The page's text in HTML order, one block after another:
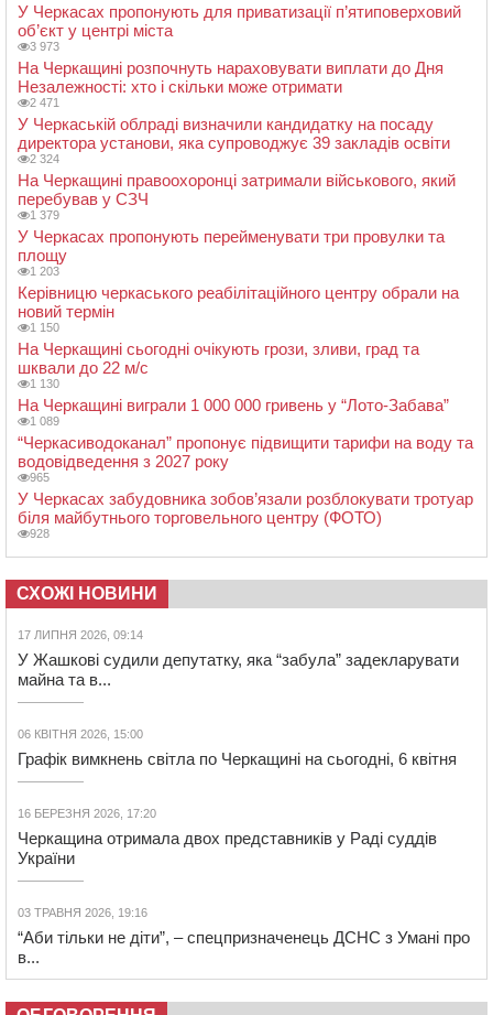
У Черкасах пропонують для приватизації п’ятиповерховий
об’єкт у центрі міста
3 973
На Черкащині розпочнуть нараховувати виплати до Дня
Незалежності: хто і скільки може отримати
2 471
У Черкаській облраді визначили кандидатку на посаду
директора установи, яка супроводжує 39 закладів освіти
2 324
На Черкащині правоохоронці затримали військового, який
перебував у СЗЧ
1 379
У Черкасах пропонують перейменувати три провулки та
площу
1 203
Керівницю черкаського реабілітаційного центру обрали на
новий термін
1 150
На Черкащині сьогодні очікують грози, зливи, град та
шквали до 22 м/с
1 130
На Черкащині виграли 1 000 000 гривень у “Лото-Забава”
1 089
“Черкасиводоканал” пропонує підвищити тарифи на воду та
водовідведення з 2027 року
965
У Черкасах забудовника зобов’язали розблокувати тротуар
біля майбутнього торговельного центру (ФОТО)
928
СХОЖІ НОВИНИ
17 ЛИПНЯ 2026, 09:14
У Жашкові судили депутатку, яка “забула” задекларувати
майна та в...
06 КВІТНЯ 2026, 15:00
Графік вимкнень світла по Черкащині на сьогодні, 6 квітня
16 БЕРЕЗНЯ 2026, 17:20
Черкащина отримала двох представників у Раді суддів
України
03 ТРАВНЯ 2026, 19:16
“Аби тільки не діти”, – спецпризначенець ДСНС з Умані про
в...